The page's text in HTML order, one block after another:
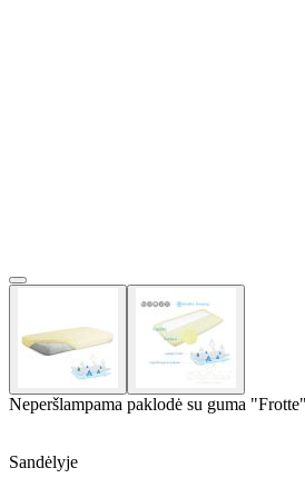
Neperšlampama paklodė su guma
Sandėlyje